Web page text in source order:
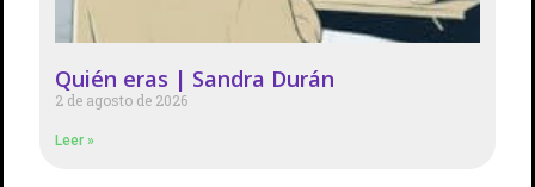
Quién eras | Sandra Durán
2 de agosto de 2026
Leer »